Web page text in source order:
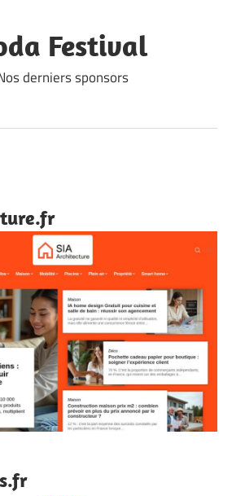
Festival
derniers sponsors